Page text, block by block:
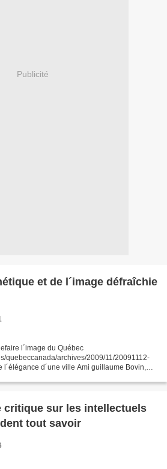
Publicité
et de l´image défraîchie
l´image du Québec
quebeccanada/archives/2009/11/20091112-
d´une ville Ami guillaume Bovin,
critique sur les intellectuels
tout savoir